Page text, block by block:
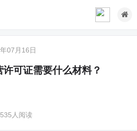
07月16日
可证需要什么材料？
535人阅读